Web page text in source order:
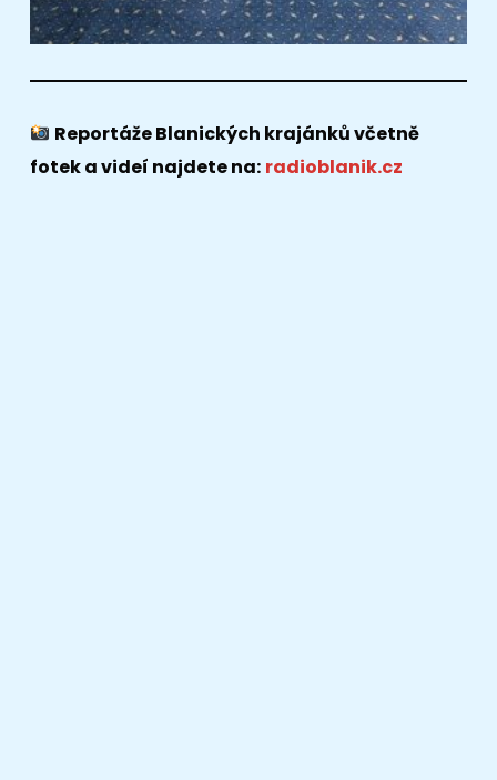
Reportáže Blanických krajánků včetně
fotek a videí najdete na: radioblanik.cz